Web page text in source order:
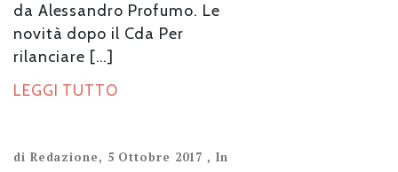
da Alessandro Profumo. Le
novità dopo il Cda Per
rilanciare […]
LEGGI TUTTO
di Redazione, 5 Ottobre 2017 , In